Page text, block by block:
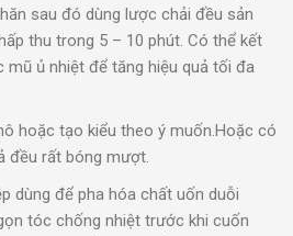
sau đó dùng lược chải đều sản
thu trong 5 – 10 phút. Có thể kết
mũ ủ nhiệt để tăng hiệu quả tối đa
hoặc tạo kiểu theo ý muốn.Hoặc có
đều rất bóng mượt.
dùng để pha hóa chất uốn duỗi
tóc chống nhiệt trước khi cuốn